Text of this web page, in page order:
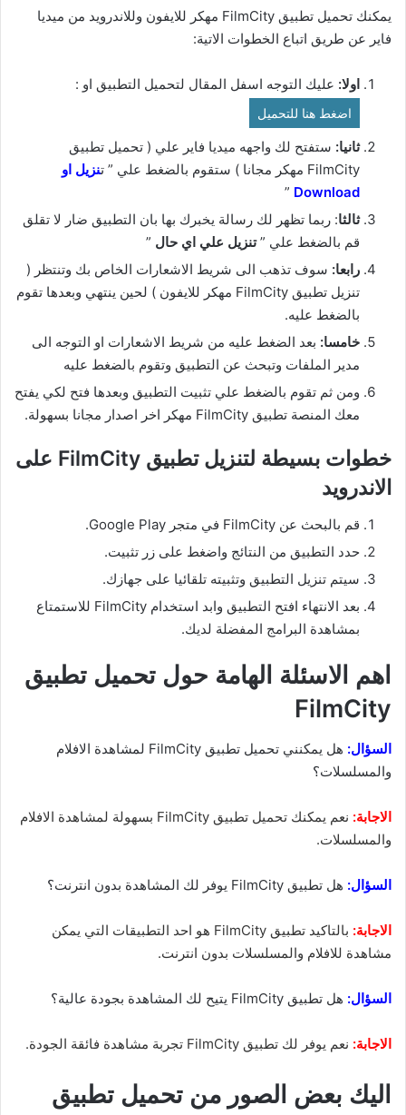
يمكنك تحميل تطبيق FilmCity مهكر للايفون وللاندرويد من ميديا
فاير عن طريق اتباع الخطوات الاتية:
اولا: عليك التوجه اسفل المقال لتحميل التطبيق او :
اضغط هنا للتحميل
ثانيا: ستفتح لك واجهه ميديا فاير علي ( تحميل تطبيق
FilmCity مهكر مجانا ) ستقوم بالضغط علي ” ت
نزيل او
Download
”
ثالثا: ربما تظهر لك رسالة يخبرك بها بان التطبيق ضار لا تقلق
قم بالضغط علي ”تنزيل علي اي حال ”
رابعا: سوف تذهب الى شريط الاشعارات الخاص بك وتنتظر (
تنزيل تطبيق FilmCity مهكر للايفون ) لحين ينتهي وبعدها تقوم
بالضغط عليه.
خامسا: بعد الضغط عليه من شريط الاشعارات او التوجه الى
مدير الملفات وتبحث عن التطبيق وتقوم بالضغط عليه
ومن ثم تقوم بالضغط علي تثبيت التطبيق وبعدها فتح لكي يفتح
معك المنصة تطبيق FilmCity مهكر اخر اصدار مجانا بسهولة.
خطوات بسيطة لتنزيل تطبيق FilmCity على
الاندرويد
قم بالبحث عن FilmCity في متجر Google Play.
حدد التطبيق من النتائج واضغط على زر تثبيت.
سيتم تنزيل التطبيق وتثبيته تلقائيا على جهازك.
بعد الانتهاء افتح التطبيق وابد استخدام FilmCity للاستمتاع
بمشاهدة البرامج المفضلة لديك.
اهم الاسئلة الهامة حول تحميل تطبيق
FilmCity
السؤال:
هل يمكنني تحميل تطبيق FilmCity لمشاهدة الافلام
والمسلسلات؟
الاجابة:
نعم يمكنك تحميل تطبيق FilmCity بسهولة لمشاهدة الافلام
والمسلسلات.
السؤال: هل تطبيق FilmCity يوفر لك المشاهدة بدون انترنت؟
الاجابة:
بالتاكيد تطبيق FilmCity هو احد التطبيقات التي يمكن
مشاهدة للافلام والمسلسلات بدون انترنت.
السؤال: هل تطبيق FilmCity يتيح لك المشاهدة بجودة عالية؟
الاجابة: نعم يوفر لك تطبيق FilmCity تجربة مشاهدة فائقة الجودة.
اليك بعض الصور من تحميل تطبيق